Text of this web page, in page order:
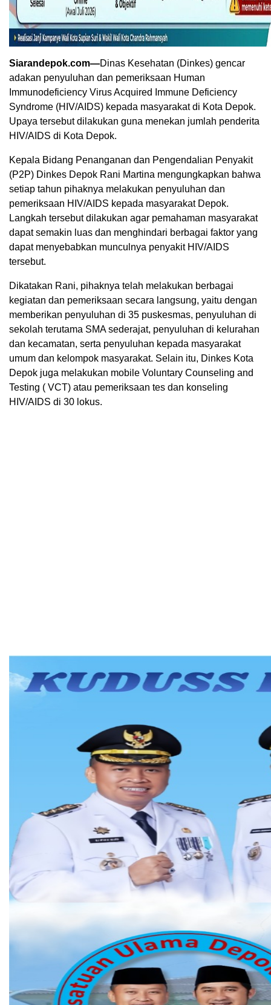
Siarandepok.com—Dinas Kesehatan (Dinkes) gencar
adakan penyuluhan dan pemeriksaan Human
Immunodeficiency Virus Acquired Immune Deficiency
Syndrome (HIV/AIDS) kepada masyarakat di Kota Depok.
Upaya tersebut dilakukan guna menekan jumlah penderita
HIV/AIDS di Kota Depok.
Kepala Bidang Penanganan dan Pengendalian Penyakit
(P2P) Dinkes Depok Rani Martina mengungkapkan bahwa
setiap tahun pihaknya melakukan penyuluhan dan
pemeriksaan HIV/AIDS kepada masyarakat Depok.
Langkah tersebut dilakukan agar pemahaman masyarakat
dapat semakin luas dan menghindari berbagai faktor yang
dapat menyebabkan munculnya penyakit HIV/AIDS
tersebut.
Dikatakan Rani, pihaknya telah melakukan berbagai
kegiatan dan pemeriksaan secara langsung, yaitu dengan
memberikan penyuluhan di 35 puskesmas, penyuluhan di
sekolah terutama SMA sederajat, penyuluhan di kelurahan
dan kecamatan, serta penyuluhan kepada masyarakat
umum dan kelompok masyarakat. Selain itu, Dinkes Kota
Depok juga melakukan mobile Voluntary Counseling and
Testing ( VCT) atau pemeriksaan tes dan konseling
HIV/AIDS di 30 lokus.